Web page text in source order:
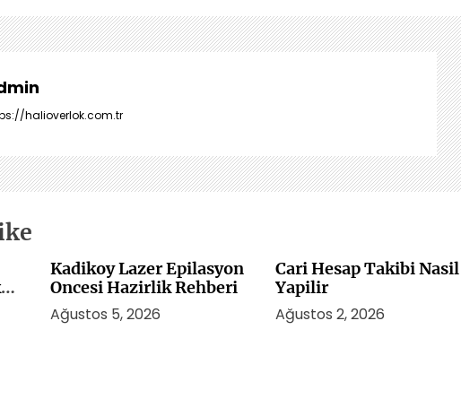
halioverlok.com.tr
Kadikoy Lazer Epilasyon
Oncesi Hazirlik Rehberi
Ağustos 5, 2026
Cari Hesap Takibi Nasil
Yapilir
Ağustos 2, 2026